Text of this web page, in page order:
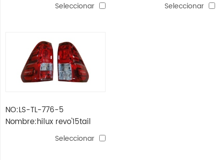
Seleccionar Seleccionar
NO:LS-TL-776-5
Nombre:hilux revo'15tail
lamp mano izquierda
Seleccionar